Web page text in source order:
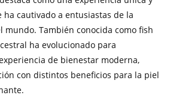
ha cautivado a entusiastas de la
mundo. También conocida como fish
ha evolucionado para
de bienestar moderna,
con distintos beneficios para la piel